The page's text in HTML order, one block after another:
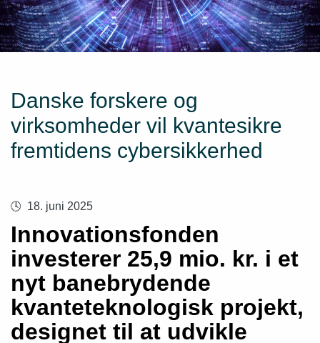
Danske forskere og
virksomheder vil kvantesikre
fremtidens cybersikkerhed
18. juni 2025
Innovationsfonden
investerer 25,9 mio. kr. i et
nyt banebrydende
kvanteteknologisk projekt,
designet til at udvikle